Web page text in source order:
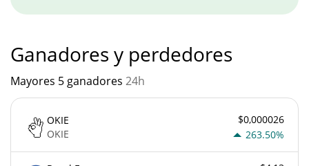
Ganadores y perdedores
Mayores 5 ganadores 24h
OKIE
OKIE
$0,000026
263.50%